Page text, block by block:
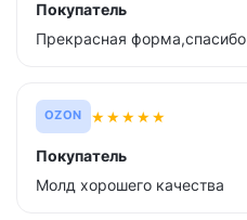
Покупатель
Прекрасная форма,спасибо
OZON ★★★★★
Покупатель
Молд хорошего качества